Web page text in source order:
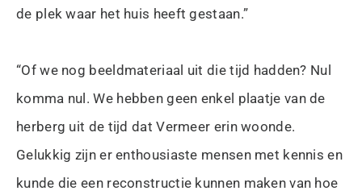
de plek waar het huis heeft gestaan.”
“Of we nog beeldmateriaal uit die tijd hadden? Nul
komma nul. We hebben geen enkel plaatje van de
herberg uit de tijd dat Vermeer erin woonde.
Gelukkig zijn er enthousiaste mensen met kennis en
kunde die een reconstructie kunnen maken van hoe